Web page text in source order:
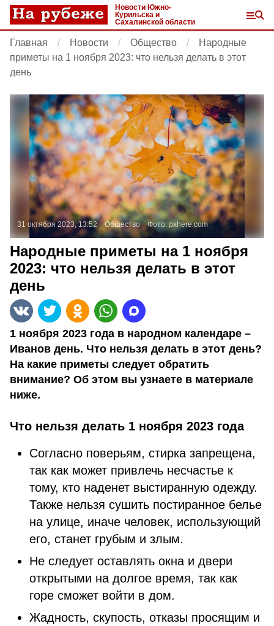
Новости Южно-
Курильска и
Сахалинской области
Главная Новости Общество
Народные
приметы на 1 ноября 2023: что нельзя делать в этот
день
31 октября 2023, 13:52 Общество Фото: pxhere.com
Народные приметы на 1 ноября
2023: что нельзя делать в этот
день
1 ноября 2023 года в народном календаре –
Иванов день. Что нельзя делать в этот день?
На какие приметы следует обратить
внимание? Об этом вы узнаете в материале
ниже.
Что нельзя делать 1 ноября 2023 года
Согласно поверьям, стирка запрещена,
так как может привлечь несчастье к
тому, кто наденет выстиранную одежду.
Также нельзя сушить постиранное белье
на улице, иначе человек, использующий
его, станет грубым и злым.
Не следует оставлять окна и двери
открытыми на долгое время, так как
горе сможет войти в дом.
Жадность, скупость, отказы просящим и